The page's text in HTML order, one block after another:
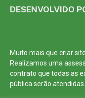
DESENVOLVIDO
Muito mais que criar site
Realizamos uma
contrato que todas as
públicaserão atendidas.